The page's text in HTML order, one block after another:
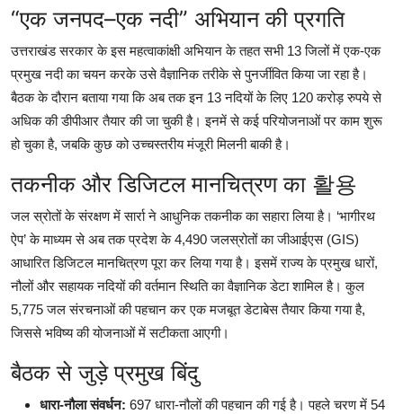
“एक जनपद–एक नदी” अभियान की प्रगति
उत्तराखंड सरकार के इस महत्वाकांक्षी अभियान के तहत सभी 13 जिलों में एक-एक
प्रमुख नदी का चयन करके उसे वैज्ञानिक तरीके से पुनर्जीवित किया जा रहा है।
बैठक के दौरान बताया गया कि अब तक इन 13 नदियों के लिए 120 करोड़ रुपये से
अधिक की डीपीआर तैयार की जा चुकी है। इनमें से कई परियोजनाओं पर काम शुरू
हो चुका है, जबकि कुछ को उच्चस्तरीय मंजूरी मिलनी बाकी है।
तकनीक और डिजिटल मानचित्रण का 활용
जल स्रोतों के संरक्षण में सार्रा ने आधुनिक तकनीक का सहारा लिया है। ‘भागीरथ
ऐप’ के माध्यम से अब तक प्रदेश के 4,490 जलस्रोतों का जीआईएस (GIS)
आधारित डिजिटल मानचित्रण पूरा कर लिया गया है। इसमें राज्य के प्रमुख धारों,
नौलों और सहायक नदियों की वर्तमान स्थिति का वैज्ञानिक डेटा शामिल है। कुल
5,775 जल संरचनाओं की पहचान कर एक मजबूत डेटाबेस तैयार किया गया है,
जिससे भविष्य की योजनाओं में सटीकता आएगी।
बैठक से जुड़े प्रमुख बिंदु
धारा-नौला संवर्धन: 697 धारा-नौलों की पहचान की गई है। पहले चरण में 54